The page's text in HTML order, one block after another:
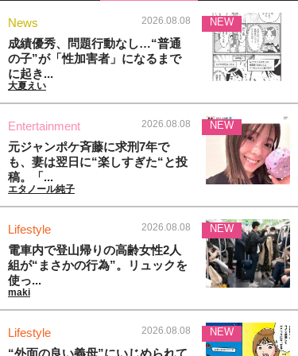
News 2026.08.08
成績優秀、問題行動なし…“普通
の子”が「性加害者」になるまで
に起き...
大夏えい
NEW
Entertainment 2026.08.08
元ジャンポケ斉藤に求刑7年で
も、妻は翌日に“楽しすぎた“と投
稿。「...
エタノール純子
NEW
Lifestyle 2026.08.08
電車内で登山帰りの高齢女性2人
組が“まさかの行為”。リュックを
使っ...
maki
NEW
Lifestyle 2026.08.08
“外面の良い義母”にいじめられて
NEW